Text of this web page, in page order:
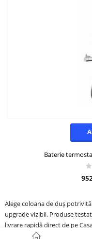
Baterie
Alege coloana de duș
upgrade vizibil. Produse
livrare rapidă direct de pe